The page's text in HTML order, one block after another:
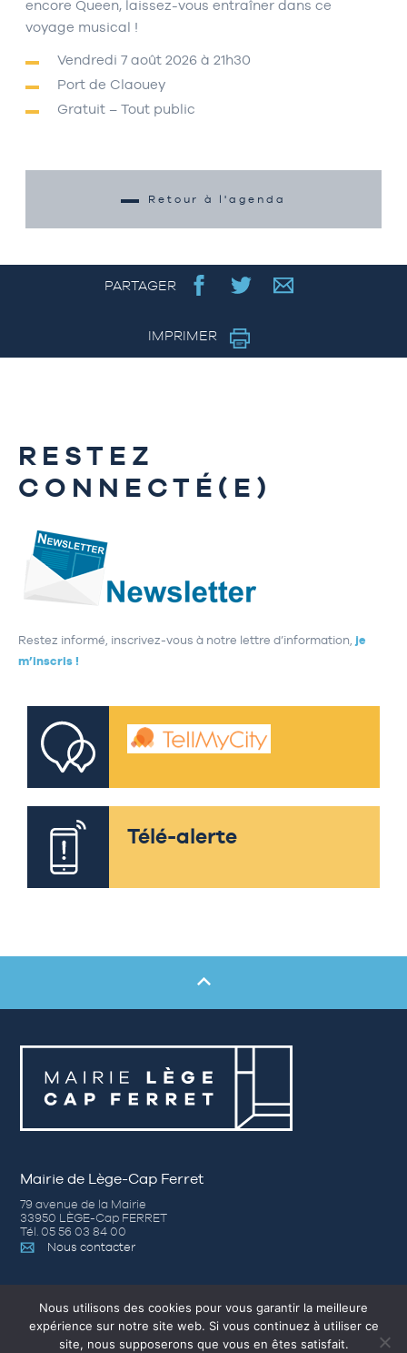
encore Queen, laissez-vous entraîner dans ce
voyage musical !
Vendredi 7 août 2026 à 21h30
Port de Claouey
Gratuit – Tout public
Retour à l'agenda
PARTAGER
IMPRIMER
RESTEZ
CONNECTÉ(E)
Restez informé, inscrivez-vous à notre lettre d’information, je
m’inscris !
Télé-alerte
Mairie de Lège-Cap Ferret
79 avenue de la Mairie
33950 LÈGE-Cap FERRET
Tél. 05 56 03 84 00
Nous contacter
Horaires d’ouverture
– Du lundi au jeudi de 8h30 à 12h30 et de 14h00 à 17h30
– Vendredi de 8h30 à 12h30 et de 14h00 à 16h30
Nous utilisons des cookies pour vous garantir la meilleure
expérience sur notre site web. Si vous continuez à utiliser ce
site, nous supposerons que vous en êtes satisfait.